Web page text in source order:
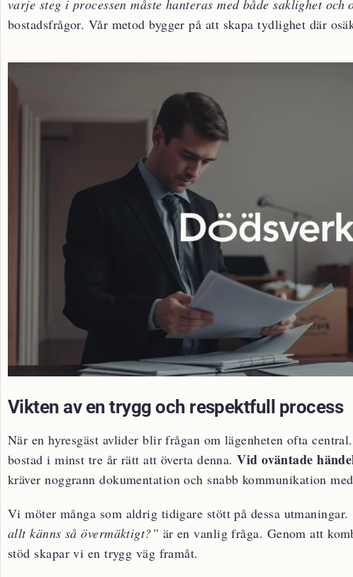
varje steg i processen måste hanteras med både saklighet och
bostadsfrågor. Vår metod bygger på att skapa tydlighet där
Vikten av en trygg och respektfull process
När en hyresgäst avlider blir frågan om lägenheten ofta
bostad i minst tre år rätt att överta denna.Vid oväntade
kräver noggrann dokumentation och snabb kommunikation
Vi möter många som aldrig tidigare stött på dessa utmaningar.
allt känns så övermäktigt?” är en vanlig fråga. Genom att
stöd skapar vi en trygg väg framåt.